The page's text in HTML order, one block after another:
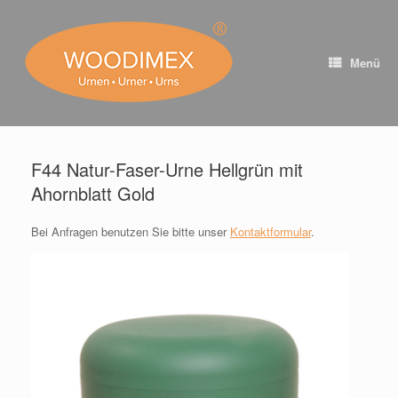
springen
Menü
F44 Natur-Faser-Urne Hellgrün mit
Ahornblatt Gold
Bei Anfragen benutzen Sie bitte unser Kontaktformular.